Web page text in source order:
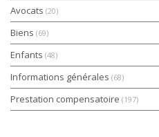
Avocats (20)
Biens (69)
Enfants (48)
Informations générales (68)
Prestation compensatoire (197)